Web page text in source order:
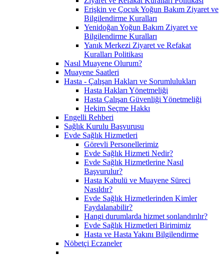
Erişkin ve Çocuk Yoğun Bakım Ziyaret ve
Bilgilendirme Kuralları
Yenidoğan Yoğun Bakım Ziyaret ve
Bilgilendirme Kuralları
Yanık Merkezi Ziyaret ve Refakat
Kuralları Politikası
Nasıl Muayene Olurum?
Muayene Saatleri
Hasta - Çalışan Hakları ve Sorumlulukları
Hasta Hakları Yönetmeliği
Hasta Çalışan Güvenliği Yönetmeliği
Hekim Seçme Hakkı
Engelli Rehberi
Sağlık Kurulu Başvurusu
Evde Sağlık Hizmetleri
Görevli Personellerimiz
Evde Sağlık Hizmeti Nedir?
Evde Sağlık Hizmetlerine Nasıl
Başvurulur?
Hasta Kabulü ve Muayene Süreci
Nasıldır?
Evde Sağlık Hizmetlerinden Kimler
Faydalanabilir?
Hangi durumlarda hizmet sonlandırılır?
Evde Sağlık Hizmetleri Birimimiz
Hasta ve Hasta Yakını Bilgilendirme
Nöbetçi Eczaneler